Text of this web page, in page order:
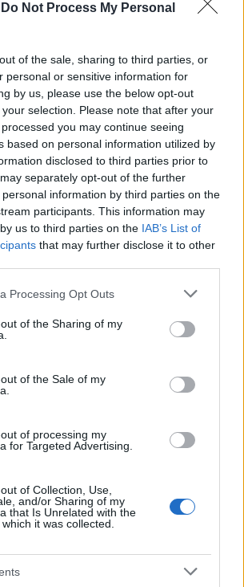
Do Not Process My Personal
of the sale, sharing to third parties, or
personal or sensitive information for
by us, please use the below opt-out
selection. Please note that after your
you may continue seeing
based on personal information utilized by
disclosed to third parties prior to
separately opt-out of the further
information by third parties on the
participants. This information may
us to third parties on the IAB’s List of
that may further disclose it to other
website/app uses one or more Google
visit or usage behaviour. You may click to
to Google and its third-party tags to
specified purposes in below Google
Processing Opt Outs
of the Sharing of my
of the Sale of my
of processing my
for Targeted Advertising.
of Collection, Use,
and/or Sharing of my
that Is Unrelated with the
it was collected.
Pi
n
te
re
st
W
h
at
s
A
p
p
S
h
a
re
Articolo precedente
articolo
meteo per il weekend a Olbia e in
Hunziker in Gallura, bella anche dal
amico vip svela come fa
dopo le polemiche il centro
divieto di sosta contro spaccio e degrado:
la protesta
caffè impeccabile: come scegliere la
ideale per la casa e l’ufficio